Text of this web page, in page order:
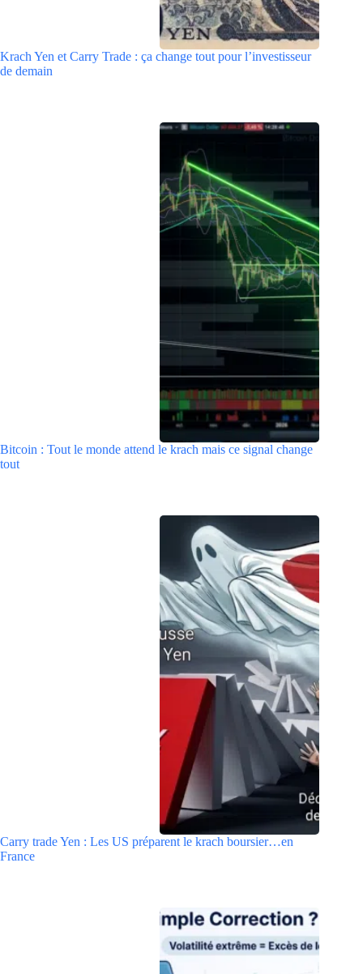
Krach Yen et Carry Trade : ça change tout pour l’investisseur
de demain
Bitcoin : Tout le monde attend le krach mais ce signal change
tout
Carry trade Yen : Les US préparent le krach boursier…en
France